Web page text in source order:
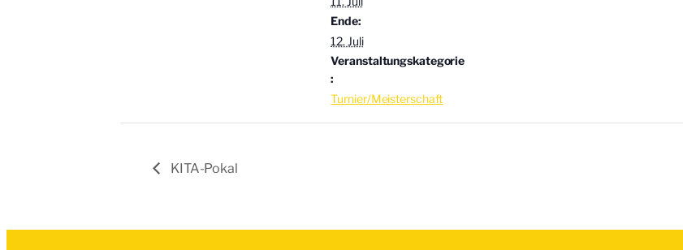
Ende:
12. Juli
Veranstaltungskategorie
:
Turnier/Meisterschaft
KITA-Pokal